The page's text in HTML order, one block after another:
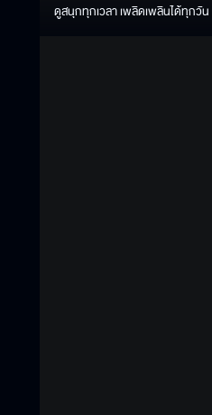
ดูสนุกทุกเวลา เพลิดเพลินได้ทุกวัน